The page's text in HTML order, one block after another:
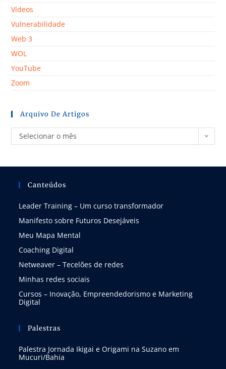
Vídeos
Vulnerabilidade
Web 3
WOL
YouTube
Zoom
Arquivo De Artigos
Selecionar o mês
Canteúdos
Leader Training – Um curso transformador
Manifesto sobre Futuros Desejáveis
Meu Mapa Mental
Coaching Digital
Netweaver – Tecelões de redes
Minhas redes sociais
Cursos – Inovação, Empreendedorismo e Marketing
Digital
Palestras
Palestra Jornada Ikigai e Origami na Suzano em
Mucuri/Bahia